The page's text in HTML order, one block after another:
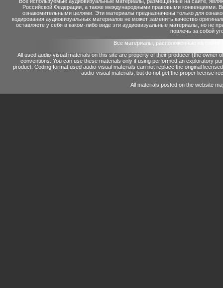
Российской Федерации, а также международными правовыми конвенциями.
ознакомительными целями. Эти материалы предназначены только для
кодирования аудиовизуальных материалов не может заменить качество
оставляете у себя в каком-либо виде эти аудиовизуальные материалы, но не
повлечь за собой
Все материалы, расположенные на сайте
All used audio-visual materials on this site are property of their producer (the owner
conventions. You can use these materials only if using performed an exploratory
product. Coding format used audio-visual materials can not replace the original
audio-visual materials, but do not get the proper license
All materials posted on the website